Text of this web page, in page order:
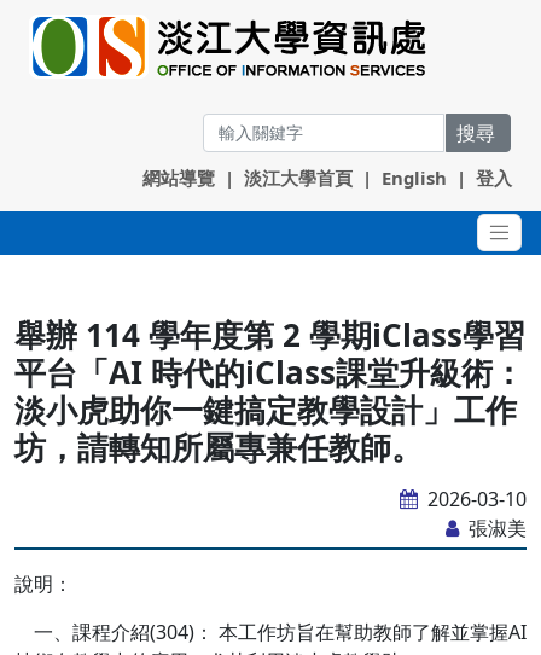
搜尋
網站導覽 | 淡江大學首頁 | English | 登入
舉辦 114 學年度第 2 學期iClass學習
平台「AI 時代的iClass課堂升級術：
淡小虎助你一鍵搞定教學設計」工作
坊，請轉知所屬專兼任教師。
2026-03-10
張淑美
說明：
一、課程介紹(304)： 本工作坊旨在幫助教師了解並掌握AI